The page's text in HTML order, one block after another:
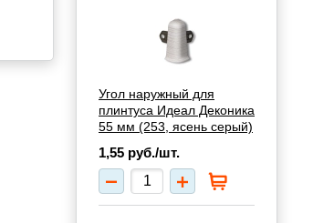
Угол наружный для
плинтуса Идеал Деконика
55 мм (253, ясень серый)
1,55 руб./шт.